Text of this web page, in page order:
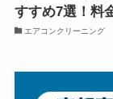
すすめ7選！料
エアコンクリーニング